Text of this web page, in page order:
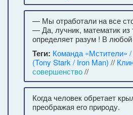
— Мы отработали на все
— Да, лучник, математик
определяет разум ! В
Теги: Команда «Мстители»
(Tony Stark / Iron Man) //
совершенство//
Когда человек обретает
преображая его природу.